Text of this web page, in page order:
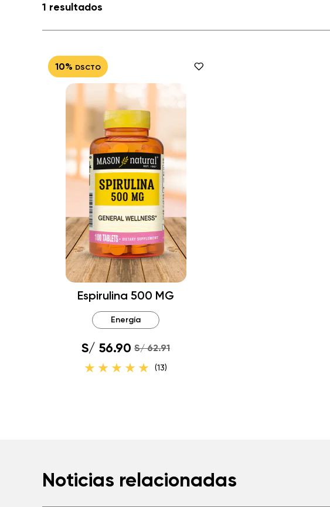
1 resultados
10% DSCTO
Espirulina 500 MG
Energía
S/ 56.90 S/ 62.91
(13)
Noticias relacionadas